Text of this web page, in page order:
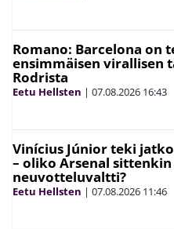
Romano: Barcelona on
ensimmäisen virallisen
Rodrista
Eetu Hellsten | 07.08.2026 16:43
Vinícius Júnior teki
– oliko Arsenal
neuvotteluvaltti?
Eetu Hellsten | 07.08.2026 11:46